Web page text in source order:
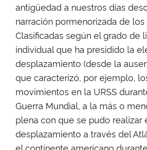
antigüedad a nuestros días
narración pormenorizada de los
Clasificadas según el grado de
individual que ha presidido la
desplazamiento (desde la
que caracterizó, por ejemplo,
movimientos en la URSS
Guerra Mundial, a la más o
plena con que se pudo realizar
desplazamiento a través del
el continente americano